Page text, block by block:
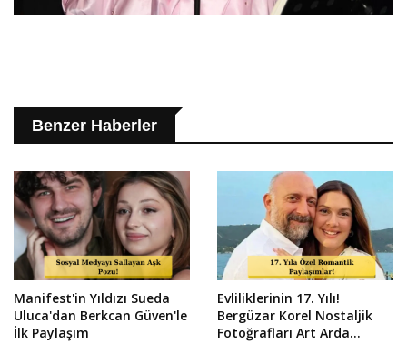
Benzer Haberler
Manifest'in Yıldızı Sueda
Uluca'dan Berkcan Güven'le
İlk Paylaşım
Evliliklerinin 17. Yılı!
Bergüzar Korel Nostaljik
Fotoğrafları Art Arda